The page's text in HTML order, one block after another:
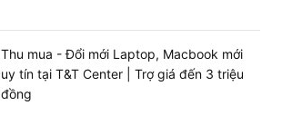
Thu mua - Đổi mới Laptop, Macbook mới
uy tín tại T&T Center | Trợ giá đến 3 triệu
đồng